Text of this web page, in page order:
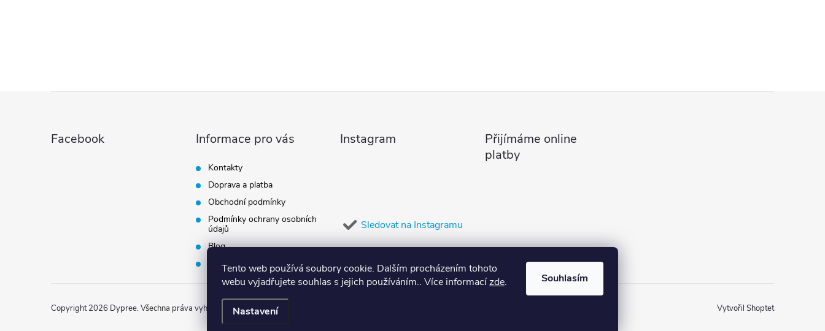
Tento web používá soubory cookie. Dalším procházením tohoto
webu vyjadřujete souhlas s jejich používáním.. Více informacízde.
Nastavení
Souhlasím
Facebook Informace pro vás
Kontakty
Doprava a platba
Obchodní podmínky
Podmínky ochrany osobních
údajů
Blog
Vrácení zboží
Instagram
Sledovat na Instagramu
Přijímáme online
platby
Vytvořil Shoptet
Copyright 2026 Dypree. Všechna práva vyhrazena.